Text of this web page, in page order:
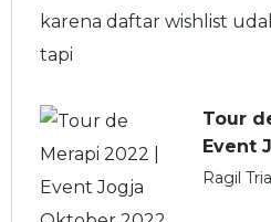
karena daftar wishlist
tapi
Tour
Event
Ragil